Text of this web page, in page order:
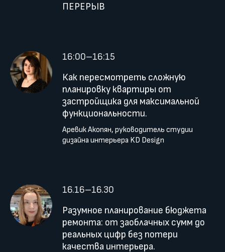
ПЕРЕРЫВ
16:00–16:15
Как пересмотреть сложную
планировку квартиры от
застройщика для максимальной
функциональности.
Аревик Акопян, руководитель студии
дизайна интерьера KD Design
16.16–16.30
Разумное планирование бюджета
ремонта: от заоблачных сумм до
реальных цифр без потери
качества интерьера.